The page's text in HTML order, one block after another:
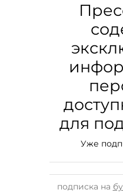
для
Уже
подписка на